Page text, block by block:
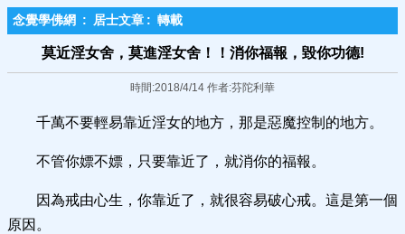
念覺學佛網 : 居士文章 : 轉載
莫近淫女舍，莫進淫女舍！！消你福報，毀你功德!
時間:2018/4/14 作者:芬陀利華
千萬不要輕易靠近淫女的地方，那是惡魔控制的地方。
不管你嫖不嫖，只要靠近了，就消你的福報。
因為戒由心生，你靠近了，就很容易破心戒。這是第一個
原因。